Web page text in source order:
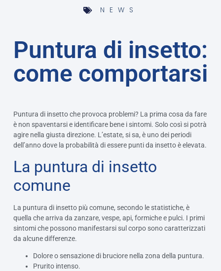
NEWS
Puntura di insetto:
come comportarsi
Puntura di insetto che provoca problemi? La prima cosa da fare
è non spaventarsi e identificare bene i sintomi. Solo così si potrà
agire nella giusta direzione. L’estate, si sa, è uno dei periodi
dell’anno dove la probabilità di essere punti da insetto è elevata.
La puntura di insetto
comune
La puntura di insetto più comune, secondo le statistiche, è
quella che arriva da zanzare, vespe, api, formiche e pulci. I primi
sintomi che possono manifestarsi sul corpo sono caratterizzati
da alcune differenze.
Dolore o sensazione di bruciore nella zona della puntura.
Prurito intenso.